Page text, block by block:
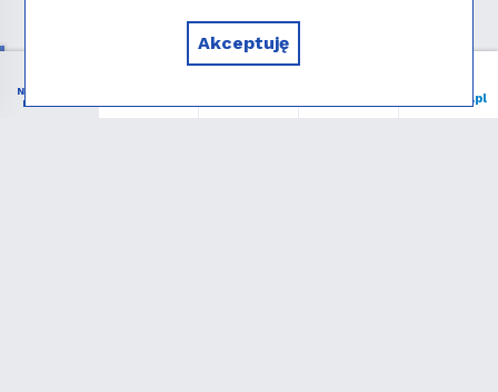
NIEZBĘDNIK
KATOLIKA
niedziela.pl
Akceptuję